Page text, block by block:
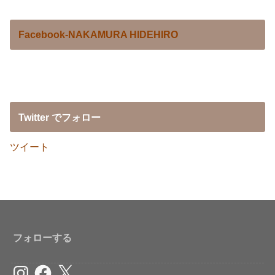
Facebook-NAKAMURA HIDEHIRO
Twitter でフォロー
ツイート
フォローする
InstagramFacebook
X